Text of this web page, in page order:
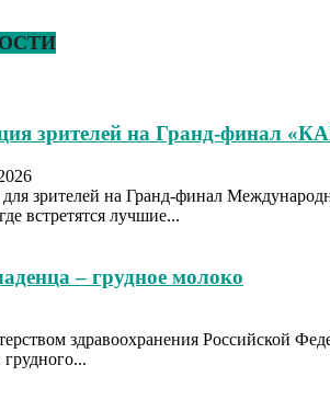
зрителей на Гранд-финал
для зрителей на Гранд-финал
встретятся лучшие...
– грудное молоко
здравоохранения Российской